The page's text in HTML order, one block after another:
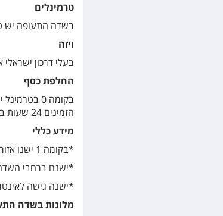
טרמינלים
בשדה התעופה יש
ויזה
בעלי דרכון ישראלי אינם
החלפת כסף
הזמינים 24 שעות ביממה למשיכת כסף.
מידע כללי
*בקומה 1 ישנו אזור משחק לילדים.
*ישנם ברחבי השדה
*ישנה גישה
מלונות בשדה